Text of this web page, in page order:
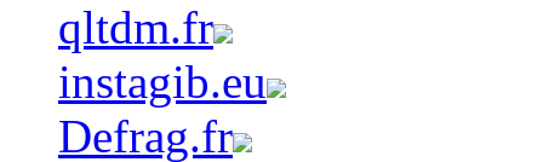
qltdm.fr
instagib.eu
Defrag.fr